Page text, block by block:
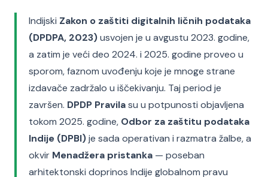
Indijski Zakon o zaštiti digitalnih ličnih podataka
(DPDPA, 2023)usvojen je u avgustu 2023. godine,
a zatim je veći deo 2024. i 2025. godine proveo u
sporom, faznom uvođenju koje je mnoge strane
izdavače zadržalo u iščekivanju. Taj period je
završen. DPDP Pravilasu u potpunosti objavljena
tokom 2025. godine, Odbor za zaštitu podataka
Indije (DPBI)je sada operativan i razmatra žalbe, a
okvir Menadžera pristanka — poseban
arhitektonski doprinos Indije globalnom pravu